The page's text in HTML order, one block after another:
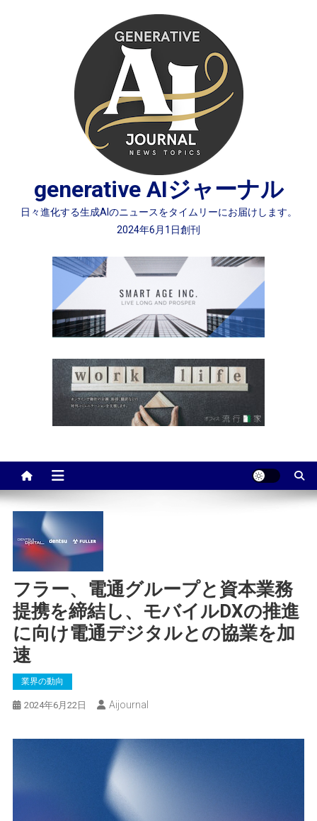
generative AIジャーナル
日々進化する生成AIのニュースをタイムリーにお届けします。
2024年6月1日創刊
フラー、電通グループと資本業務
提携を締結し、モバイルDXの推進
に向け電通デジタルとの協業を加
速
業界の動向
2024年6月22日 Aijournal